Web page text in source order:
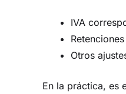
IVA
Otros
En la práctica, es